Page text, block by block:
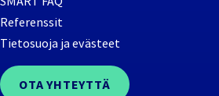
Referenssit
Tietosuoja ja evästeet
OTA YHTEYTTÄ